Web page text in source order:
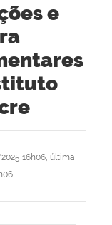
e
16h06, última